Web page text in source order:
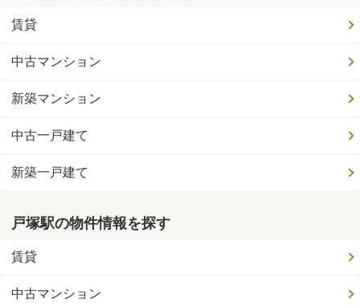
賃貸
中古マンション
新築マンション
中古一戸建て
新築一戸建て
戸塚駅の物件情報を探す
賃貸
中古マンション